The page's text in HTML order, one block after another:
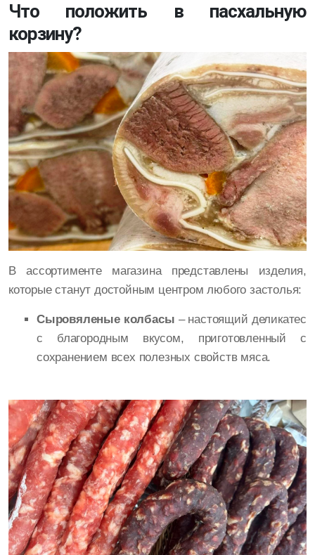
Что положить в пасхальную
корзину?
В ассортименте магазина представлены изделия,
которые станут достойным центром любого застолья:
Сыровяленые колбасы – настоящий деликатес
с благородным вкусом, приготовленный с
сохранением всех полезных свойств мяса.